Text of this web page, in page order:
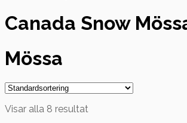
Canada Snow
Mössa
Visar alla 8 resultat